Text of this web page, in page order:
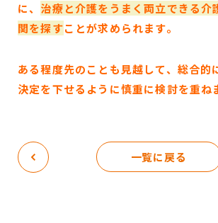
に、 治療と介護をうまく両立できる介
関を探すことが求められます。
ある程度先のことも見越して、総合的
決定を下せるように慎重に検討を重ね
一覧に戻る